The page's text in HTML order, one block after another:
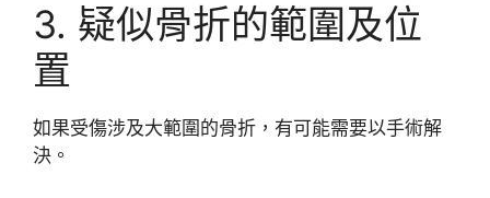
3. 疑似骨折的範圍及位
置
如果受傷涉及大範圍的骨折，有可能需要以手術解
決。